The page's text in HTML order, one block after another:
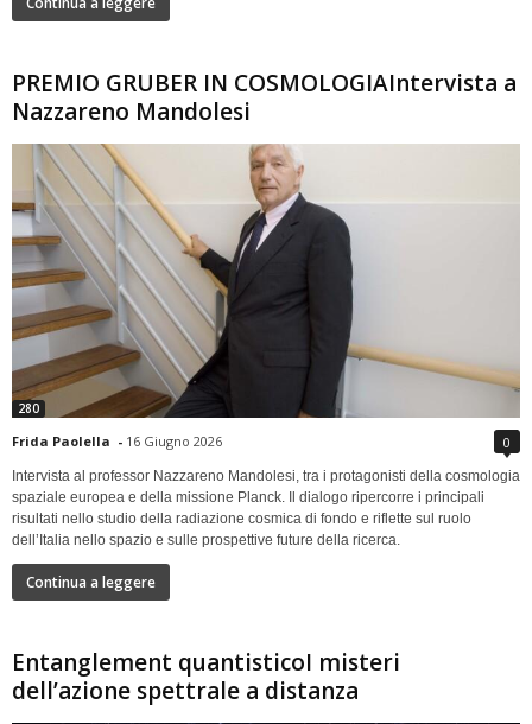
PREMIO GRUBER IN COSMOLOGIAIntervista a
Nazzareno Mandolesi
280
Frida Paolella - 16 Giugno 2026 0
Intervista al professor Nazzareno Mandolesi, tra i protagonisti della cosmologia
spaziale europea e della missione Planck. Il dialogo ripercorre i principali
risultati nello studio della radiazione cosmica di fondo e riflette sul ruolo
dell’Italia nello spazio e sulle prospettive future della ricerca.
Continua a leggere
Entanglement quantisticoI misteri
dell’azione spettrale a distanza